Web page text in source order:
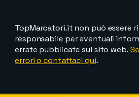
TopMarcatori.it non può essere
responsabile per eventuali
errate pubblicate sul sito web.
errori o contattaci qui.